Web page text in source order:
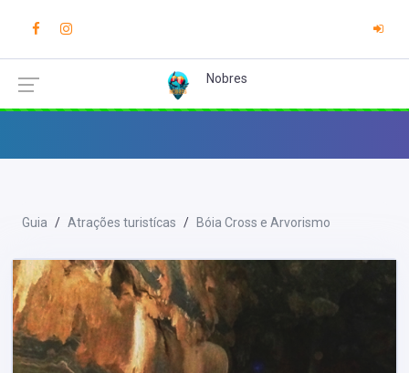
Nobres
Guia Atrações turistícas Bóia Cross e Arvorismo